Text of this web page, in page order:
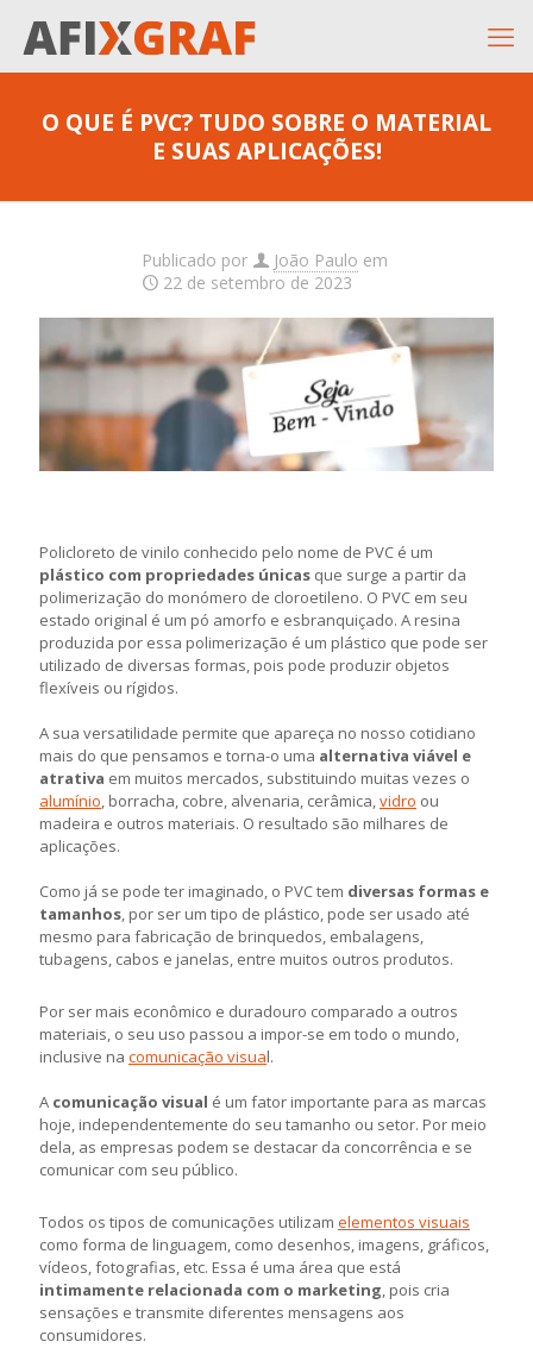
O QUE É PVC? TUDO SOBRE O MATERIAL
E SUAS APLICAÇÕES!
Publicado por João Paulo em
22 de setembro de 2023
Policloreto de vinilo conhecido pelo nome de PVC é um
plástico com propriedades únicas que surge a partir da
polimerização do monómero de cloroetileno. O PVC em seu
estado original é um pó amorfo e esbranquiçado. A resina
produzida por essa polimerização é um plástico que pode ser
utilizado de diversas formas, pois pode produzir objetos
flexíveis ou rígidos.
A sua versatilidade permite que apareça no nosso cotidiano
mais do que pensamos e torna-o uma alternativa viável e
atrativa em muitos mercados, substituindo muitas vezes o
alumínio, borracha, cobre, alvenaria, cerâmica,vidro ou
madeira e outros materiais. O resultado são milhares de
aplicações.
Como já se pode ter imaginado, o PVC tem diversas formas e
tamanhos, por ser um tipo de plástico, pode ser usado até
mesmo para fabricação de brinquedos, embalagens,
tubagens, cabos e janelas, entre muitos outros produtos.
Por ser mais econômico e duradouro comparado a outros
materiais, o seu uso passou a impor-se em todo o mundo,
inclusive na comunicação visual.
A comunicação visual é um fator importante para as marcas
hoje, independentemente do seu tamanho ou setor. Por meio
dela, as empresas podem se destacar da concorrência e se
comunicar com seu público.
Todos os tipos de comunicações utilizam elementos visuais
como forma de linguagem, como desenhos, imagens, gráficos,
vídeos, fotografias, etc. Essa é uma área que está
intimamente relacionada com o marketing, pois cria
sensações e transmite diferentes mensagens aos
consumidores.